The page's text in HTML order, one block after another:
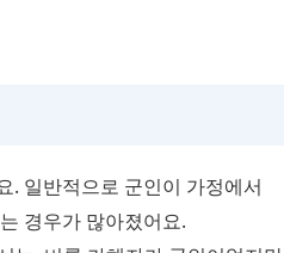
. 일반적으로 군인이 가정에서
경우가 많아졌어요.